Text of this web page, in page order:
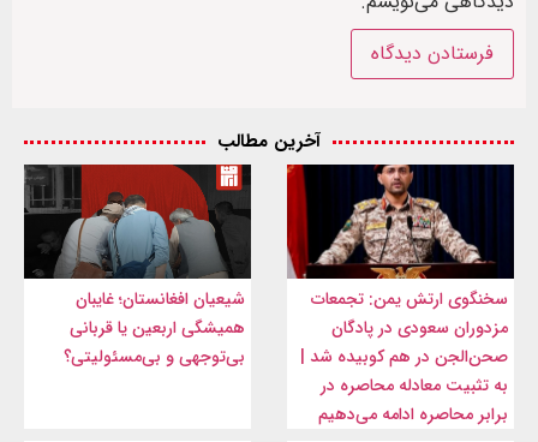
آخرین مطالب
سخنگوی ارتش یمن: تجمعات
مزدوران سعودی در پادگان
صحن‌الجن در هم کوبیده شد |
به تثبیت معادله محاصره در
برابر محاصره ادامه می‌دهیم
شیعیان افغانستان؛ غایبان
همیشگی اربعین یا قربانی
بی‌توجهی و بی‌مسئولیتی؟